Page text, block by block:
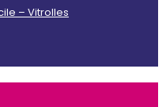
– Vitrolles